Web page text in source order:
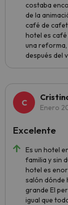
costaba
de la
café de
hotel es café
una
después del
Enero
Es un hotel
familia y sin
hotel es
salón dónde
grande El
igual que
Excelente